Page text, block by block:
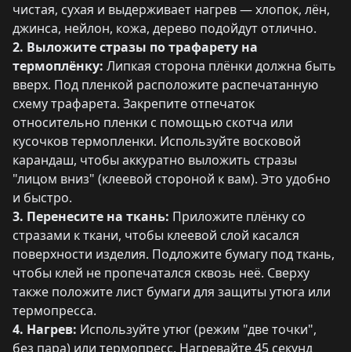
чистая, сухая и выдерживает нагрев — хлопок, лён,
джинса, нейлон, кожа, дерево подойдут отлично.
2. Выложите стразы по трафарету на
термоплёнку: Липкая сторона плёнки должна быть
вверх. Под пленкой расположите распечатанную
схему трафарета. Закрепите отпечаток
относительно пленки с помощью скотча или
кусочков термопленки. Используйте восковой
карандаш, чтобы аккуратно выложить стразы
"лицом вниз" (клеевой стороной к вам). Это удобно
и быстро.
3. Перенесите на ткань: Приложите плёнку со
стразами к ткани, чтобы клеевой слой касался
поверхности изделия. Подложите бумагу под ткань,
чтобы клей не пропечатался сквозь неё. Сверху
также положите лист бумаги для защиты утюга или
термопресса.
4. Нагрев: Используйте утюг (режим "две точки",
без пара) или термопресс. Нагревайте 45 секунд